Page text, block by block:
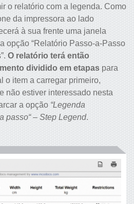
o relatório com a legenda. Como
da impressora ao lado
à sua frente uma janela
opção “Relatório Passo-a-Passo
O relatório terá então
dividido em etapas para
o item a carregar primeiro,
não estiver interessado nesta
a opção “Legenda
passo“– Step Legend.